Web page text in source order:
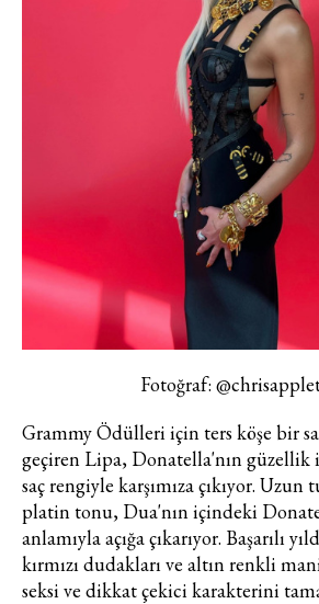
Fotoğraf:
Grammy Ödülleri için ters köşe bir
geçiren Lipa, Donatella'nın güzellik
saç rengiyle karşımıza çıkıyor.
platin tonu, Dua'nın içindeki
anlamıyla açığa çıkarıyor. Başarılı
kırmızı dudakları ve altın renkli
seksi ve dikkat çekici karakterini